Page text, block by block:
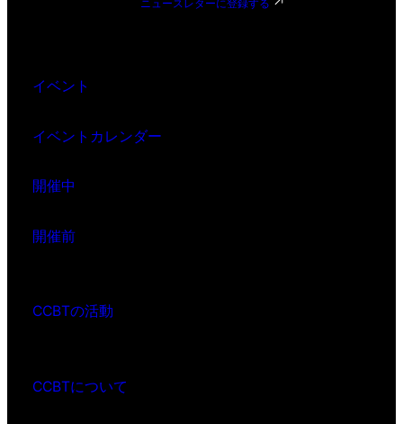
ニュースレターに登録する
イベント
イベントカレンダー
開催中
開催前
CCBTの活動
CCBTについて